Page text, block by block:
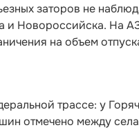
заторов не
Новороссийска. На
на объем
трассе: у
отмечено между